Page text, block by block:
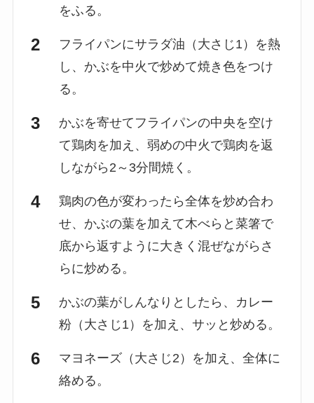
をふる。
フライパンにサラダ油（大さじ1）を熱
し、かぶを中火で炒めて焼き色をつけ
る。
かぶを寄せてフライパンの中央を空け
て鶏肉を加え、弱めの中火で鶏肉を返
しながら2～3分間焼く。
鶏肉の色が変わったら全体を炒め合わ
せ、かぶの葉を加えて木べらと菜箸で
底から返すように大きく混ぜながらさ
らに炒める。
かぶの葉がしんなりとしたら、カレー
粉（大さじ1）を加え、サッと炒める。
マヨネーズ（大さじ2）を加え、全体に
絡める。